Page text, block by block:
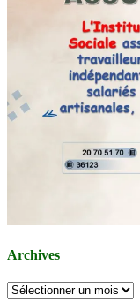
Archives
Archives